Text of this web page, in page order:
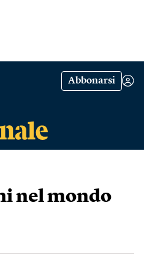
Abbonarsi
nel mondo